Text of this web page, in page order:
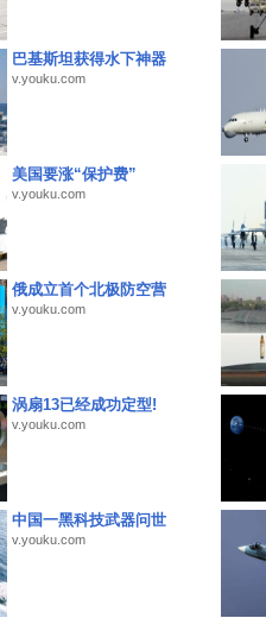
巴基斯坦获得水下神器
v.youku.com
美国要涨“保护费”
v.youku.com
俄成立首个北极防空营
v.youku.com
涡扇13已经成功定型!
v.youku.com
中国一黑科技武器问世
v.youku.com